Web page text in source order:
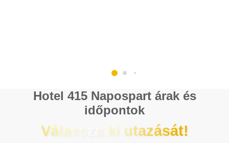
Hotel 415 Napospart árak és
időpontok
Válassza ki utazását!